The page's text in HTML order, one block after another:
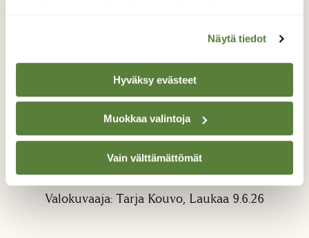
Näytä tiedot
Hyväksy evästeet
Muokkaa valintoja
Vain välttämättömät
Tungosta kukalla
Kesän ensimmäisen perhosen nappasin ja
samalla tunkeili kukalle pölyttäjä mehiläinen.
Valokuvaaja: Tarja Kouvo, Laukaa 9.6.26